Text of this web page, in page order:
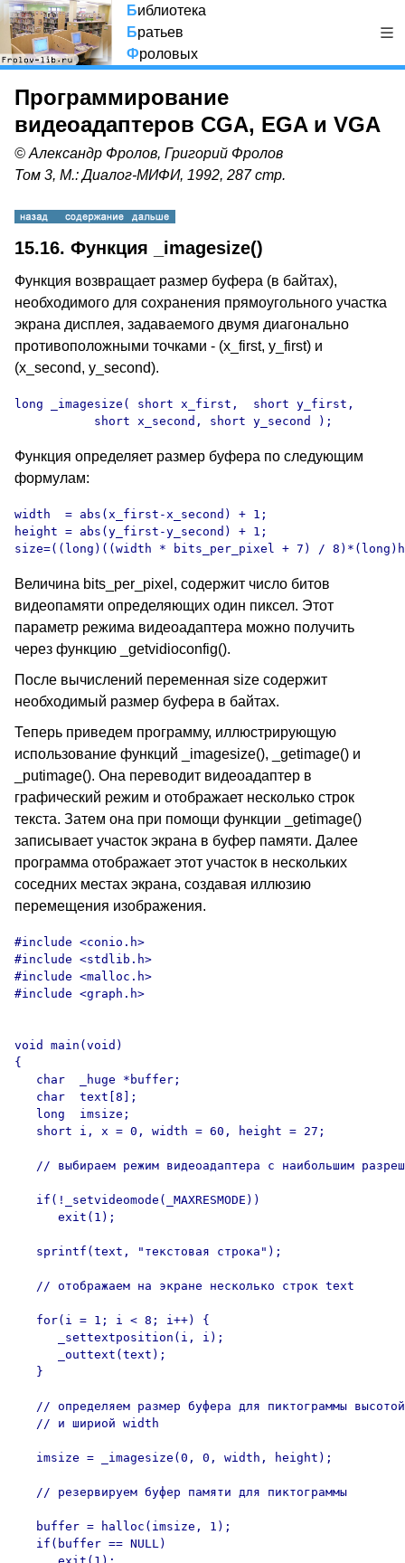
Библиотека
Братьев
Фроловых
Программирование
видеоадаптеров CGA, EGA и VGA
© Александр Фролов, Григорий Фролов
Том 3, М.: Диалог-МИФИ, 1992, 287 стр.
15.16. Функция _imagesize()
Функция возвращает размер буфера (в байтах),
необходимого для сохранения прямоугольного участка
экрана дисплея, задаваемого двумя диагонально
противоположными точками - (x_first, y_first) и
(x_second, y_second).
long _imagesize( short x_first,  short y_first,
           short x_second, short y_second );
Функция определяет размер буфера по следующим
формулам:
width  = abs(x_first-x_second) + 1;
height = abs(y_first-y_second) + 1;
size=((long)((width * bits_per_pixel + 7) /
Величина bits_per_pixel, содержит число битов
видеопамяти определяющих один пиксел. Этот
параметр режима видеоадаптера можно получить
через функцию _getvidioconfig().
После вычислений переменная size содержит
необходимый размер буфера в байтах.
Теперь приведем программу, иллюстрирующую
использование функций _imagesize(), _getimage() и
_putimage(). Она переводит видеоадаптер в
графический режим и отображает несколько строк
текста. Затем она при помощи функции _getimage()
записывает участок экрана в буфер памяти. Далее
программа отображает этот участок в нескольких
соседних местах экрана, создавая иллюзию
перемещения изображения.
#include <conio.h>
#include <stdlib.h>
#include <malloc.h>
#include <graph.h>
void main(void)
{
   char  _huge *buffer;
   char  text[8];
   long  imsize;
   short i, x = 0, width = 60, height = 27;
// выбираем режим видеоадаптера с наибольшим
   if(!_setvideomode(_MAXRESMODE))
      exit(1);
   sprintf(text, "текстовая строка");
   // отображаем на экране несколько строк text
   for(i = 1; i < 8; i++) {
      _settextposition(i, i);
      _outtext(text);
   }
// определяем размер буфера для пиктограммы
   // и шириой width
   imsize = _imagesize(0, 0, width, height);
   // резервируем буфер памяти для пиктограммы
   buffer = halloc(imsize, 1);
   if(buffer == NULL)